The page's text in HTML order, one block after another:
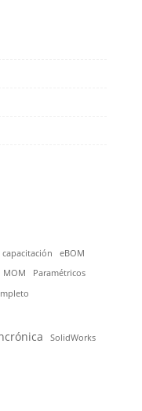
capacitación
eBOM
MOM Paramétricos
SolidWorks